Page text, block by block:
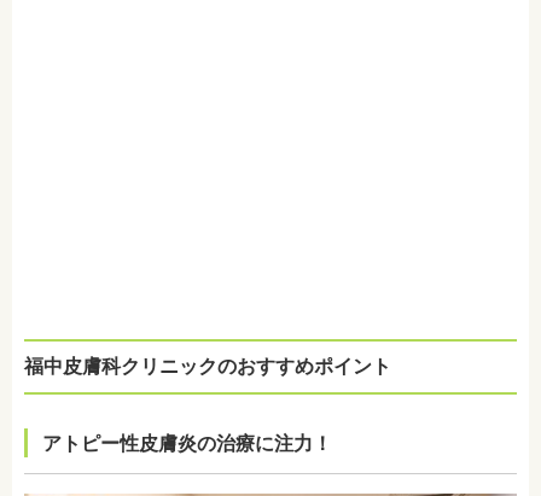
福中皮膚科クリニックのおすすめポイント
アトピー性皮膚炎の治療に注力！